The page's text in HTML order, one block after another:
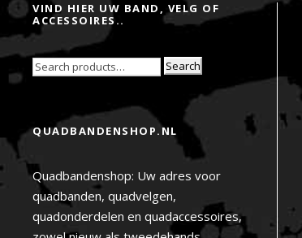
VIND HIER UW BAND, VELG OF
ACCESSOIRES..
Search
QUADBANDENSHOP.NL
Quadbandenshop: Uw adres voor
quadbanden, quadvelgen,
quadonderdelen en quadaccessoires,